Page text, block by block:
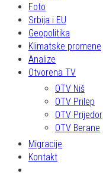
Foto
Srbija i EU
Geopolitika
Klimatske promene
Analize
Otvorena TV
OTV Niš
OTV Prilep
OTV Prijedor
OTV Berane
Migracije
Kontakt